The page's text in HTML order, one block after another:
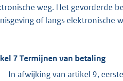
weg. Het gevorderde
of langs elektronische
7Termijnen van betaling
In afwijking van artikel 9,